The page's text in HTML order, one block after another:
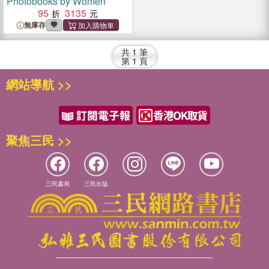
95
3135
無庫存
共 1 筆
第 1 頁
網站導航 >>
聚焦三民 >>
三民書局 三民出版